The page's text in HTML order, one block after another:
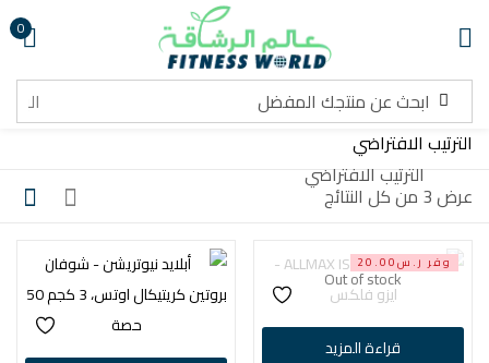
0
عرض ⁦3⁩ من كل النتائج
الترتيب الافتراضي
Out of stock
قراءة المزيد
وفر ر.س20.00
تسجيل دخول
تذكرني
هل نسيت كلمة المرور ؟